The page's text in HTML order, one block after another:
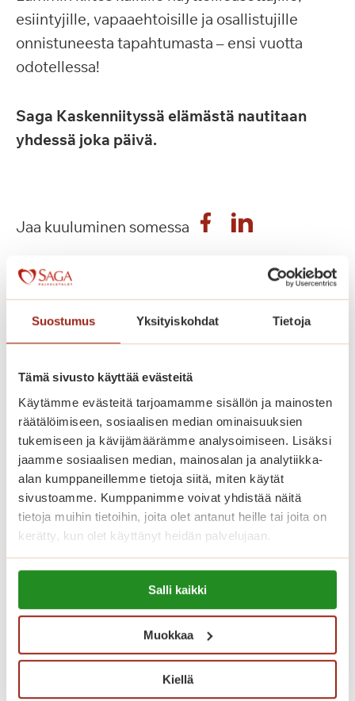
Suostumus Yksityiskohdat Tietoja
Tämä sivusto käyttää evästeitä
Käytämme evästeitä tarjoamamme sisällön ja mainosten
räätälöimiseen, sosiaalisen median ominaisuuksien
tukemiseen ja kävijämäärämme analysoimiseen. Lisäksi
jaamme sosiaalisen median, mainosalan ja analytiikka-
alan kumppaneillemme tietoja siitä, miten käytät
sivustoamme. Kumppanimme voivat yhdistää näitä
tietoja muihin tietoihin, joita olet antanut heille tai joita on
kerätty, kun olet käyttänyt heidän palvelujaan.
Lue lisää evästeistä:
https://sagacare.fi/evasteet/
Salli kaikki
Muokkaa
Kiellä
esiintyjille, vapaaehtoisille ja osallistujille
onnistuneesta tapahtumasta – ensi vuotta
odotellessa!
Saga Kaskenniityssä elämästä nautitaan
yhdessä joka päivä.
Jaa kuuluminen somessa
Voisit olla kiinnostunut
myös näistä
Aurinkoinen kesäpäivä Saga